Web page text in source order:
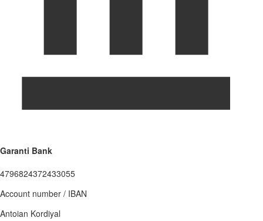
Garanti Bank
4796824372433055
Account number / IBAN
Antoian Kordiyal